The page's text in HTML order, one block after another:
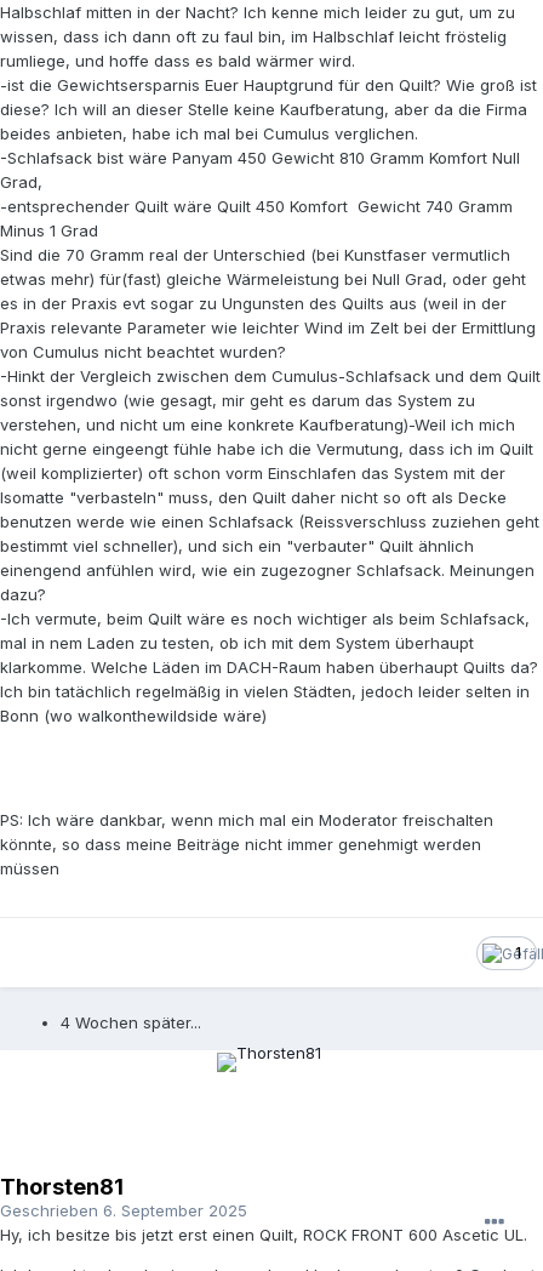
Halbschlaf mitten in der Nacht? Ich kenne mich leider zu gut, um zu
wissen, dass ich dann oft zu faul bin, im Halbschlaf leicht fröstelig
rumliege, und hoffe dass es bald wärmer wird.
-ist die Gewichtsersparnis Euer Hauptgrund für den Quilt? Wie groß ist
diese? Ich will an dieser Stelle keine Kaufberatung, aber da die Firma
beides anbieten, habe ich mal bei Cumulus verglichen.
-Schlafsack bist wäre Panyam 450 Gewicht 810 Gramm Komfort Null
Grad,
-entsprechender Quilt wäre Quilt 450 Komfort Gewicht 740 Gramm
Minus 1 Grad
Sind die 70 Gramm real der Unterschied (bei Kunstfaser vermutlich
etwas mehr) für(fast) gleiche Wärmeleistung bei Null Grad, oder geht
es in der Praxis evt sogar zu Ungunsten des Quilts aus (weil in der
Praxis relevante Parameter wie leichter Wind im Zelt bei der Ermittlung
von Cumulus nicht beachtet wurden?
-Hinkt der Vergleich zwischen dem Cumulus-Schlafsack und dem Quilt
sonst irgendwo (wie gesagt, mir geht es darum das System zu
verstehen, und nicht um eine konkrete Kaufberatung)-Weil ich mich
nicht gerne eingeengt fühle habe ich die Vermutung, dass ich im Quilt
(weil komplizierter) oft schon vorm Einschlafen das System mit der
Isomatte "verbasteln" muss, den Quilt daher nicht so oft als Decke
benutzen werde wie einen Schlafsack (Reissverschluss zuziehen geht
bestimmt viel schneller), und sich ein "verbauter" Quilt ähnlich
einengend anfühlen wird, wie ein zugezogner Schlafsack. Meinungen
dazu?
-Ich vermute, beim Quilt wäre es noch wichtiger als beim Schlafsack,
mal in nem Laden zu testen, ob ich mit dem System überhaupt
klarkomme. Welche Läden im DACH-Raum haben überhaupt Quilts da?
Ich bin tatächlich regelmäßig in vielen Städten, jedoch leider selten in
Bonn (wo walkonthewildside wäre)
PS: Ich wäre dankbar, wenn mich mal ein Moderator freischalten
könnte, so dass meine Beiträge nicht immer genehmigt werden
müssen
1
4 Wochen später...
Thorsten81
Geschrieben 6. September 2025
Hy, ich besitze bis jetzt erst einen Quilt, ROCK FRONT 600 Ascetic UL.